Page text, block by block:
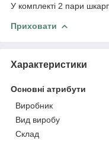
У комплекті 2 пари
Приховати
Характеристики
Основні атрибути
Виробник
Вид виробу
Склад